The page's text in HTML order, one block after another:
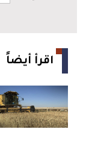
اقرأ أيضاً